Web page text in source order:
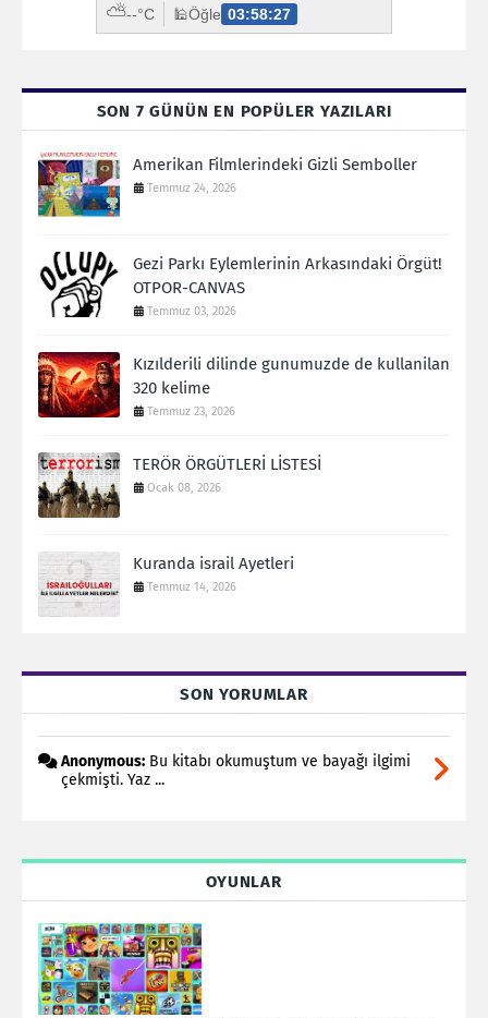
⛅--°C 🕌Öğle 03:58:26
SON 7 GÜNÜN EN POPÜLER YAZILARI
Amerikan Filmlerindeki Gizli Semboller
Temmuz 24, 2026
Gezi Parkı Eylemlerinin Arkasındaki Örgüt!
OTPOR-CANVAS
Temmuz 03, 2026
Kızılderili dilinde gunumuzde de kullanilan
320 kelime
Temmuz 23, 2026
TERÖR ÖRGÜTLERİ LİSTESİ
Ocak 08, 2026
Kuranda israil Ayetleri
Temmuz 14, 2026
SON YORUMLAR
Anonymous: Bu kitabı okumuştum ve bayağı ilgimi
çekmişti. Yaz ...
OYUNLAR